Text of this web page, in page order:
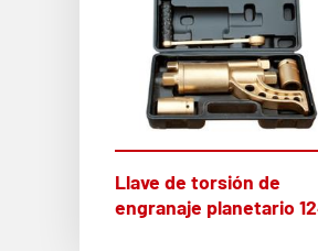
Llave de torsión de
engranaje planetario